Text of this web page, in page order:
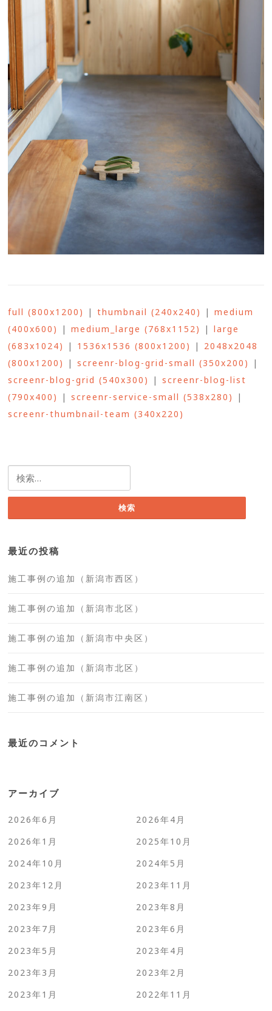
full (800x1200) |thumbnail (240x240) |medium
(400x600)
|medium_large (768x1152) |large
(683x1024)
| 1536x1536 (800x1200) | 2048x2048
(800x1200)
|screenr-blog-grid-small (350x200)
|
screenr-blog-grid (540x300)
|screenr-blog-list
(790x400)
|screenr-service-small (538x280)
|
screenr-thumbnail-team (340x220)
索:
最近の投稿
施工事例の追加（新潟市西区）
施工事例の追加（新潟市北区）
施工事例の追加（新潟市中央区）
施工事例の追加（新潟市北区）
施工事例の追加（新潟市江南区）
最近のコメント
アーカイブ
2026年6月
2026年4月
2026年1月
2025年10月
2024年10月
2024年5月
2023年12月
2023年11月
2023年9月
2023年8月
2023年7月
2023年6月
2023年5月
2023年4月
2023年3月
2023年2月
2023年1月
2022年11月